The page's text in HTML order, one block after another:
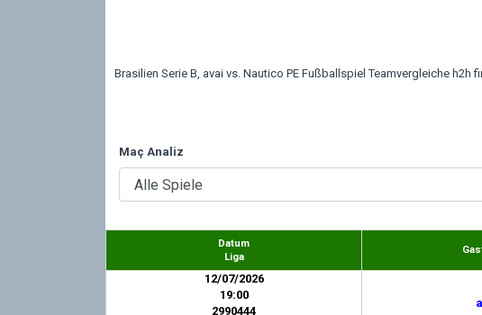
Brasilien Serie B, avai vs. Nautico PE Fußballspiel Teamvergleiche h2h
Maç Analiz
Datum
Liga
12/07/2026
19:00
2990444